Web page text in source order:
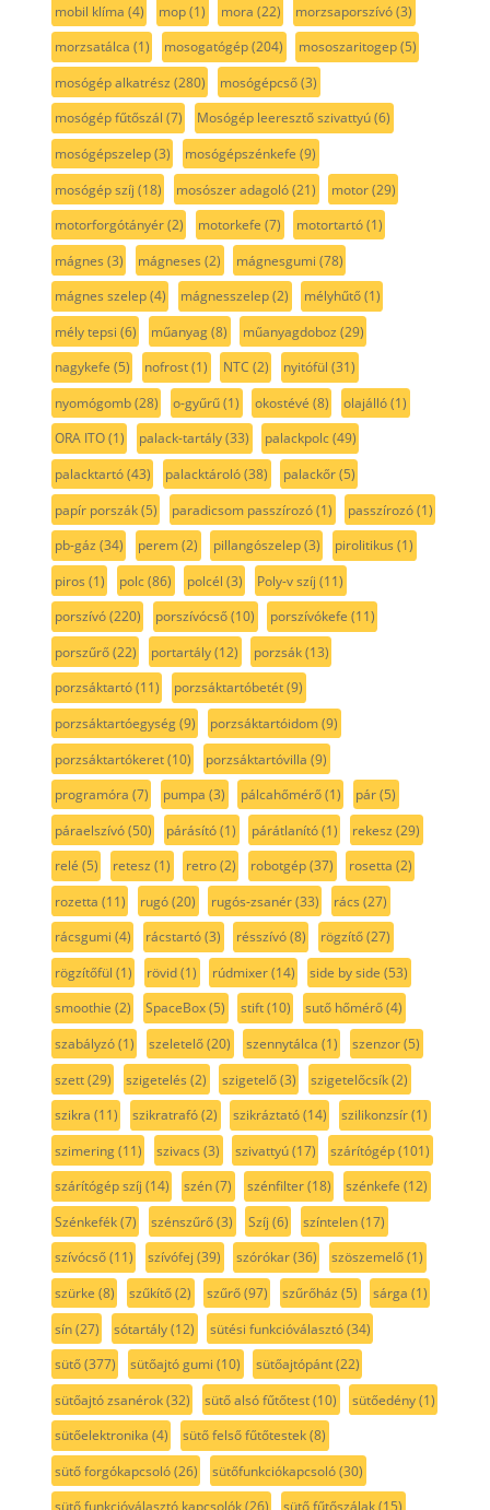
mobil klíma (4) mop(1) mora (22) morzsaporszívó(3)
morzsatálca (1) mosogatógép(204) mososzaritogep(5)
mosógép alkatrész (280) mosógépcső(3)
mosógép fűtőszál (7) Mosógép leeresztő szivattyú(6)
mosógépszelep(3) mosógépszénkefe (9)
mosógép szíj (18) mosószer adagoló(21) motor(29)
motorforgótányér(2) motorkefe (7) motortartó(1)
mágnes (3) mágneses (2) mágnesgumi (78)
mágnes szelep(4) mágnesszelep(2) mélyhűtő(1)
mély tepsi (6) műanyag(8) műanyagdoboz (29)
nagykefe (5) nofrost(1) NTC (2) nyitófül (31)
nyomógomb(28) o-gyűrű(1) okostévé (8) olajálló(1)
ORA ITO(1) palack-tartály(33) palackpolc(49)
palacktartó(43) palacktároló(38) palackőr(5)
papír porszák(5) paradicsom passzírozó(1) passzírozó(1)
pb-gáz (34) perem(2) pillangószelep(3) pirolitikus (1)
piros (1) polc(86) polcél (3) Poly-v szíj (11)
porszívó(220) porszívócső(10) porszívókefe (11)
porszűrő(22) portartály(12) porzsák(13)
porzsáktartó(11) porzsáktartóbetét(9)
porzsáktartóegység(9) porzsáktartóidom(9)
porzsáktartókeret(10) porzsáktartóvilla (9)
programóra (7) pumpa (3) pálcahőmérő(1) pár(5)
páraelszívó(50) párásító(1) párátlanító(1) rekesz (29)
relé (5) retesz (1) retro(2) robotgép(37) rosetta (2)
rozetta (11) rugó(20) rugós-zsanér(33) rács (27)
rácsgumi (4) rácstartó(3) résszívó(8) rögzítő(27)
rögzítőfül (1) rövid(1) rúdmixer(14) side by side (53)
smoothie (2) SpaceBox(5) stift(10) sutő hőmérő(4)
szabályzó(1) szeletelő(20) szennytálca (1) szenzor(5)
szett(29) szigetelés (2) szigetelő(3) szigetelőcsík(2)
szikra (11) szikratrafó(2) szikráztató(14) szilikonzsír(1)
szimering(11) szivacs (3) szivattyú(17) szárítógép(101)
szárítógép szíj (14) szén(7) szénfilter(18) szénkefe (12)
Szénkefék(7) szénszűrő(3) Szíj (6) színtelen(17)
szívócső(11) szívófej (39) szórókar(36) szöszemelő(1)
szürke (8) szűkítő(2) szűrő(97) szűrőház (5) sárga (1)
sín(27) sótartály(12) sütési funkcióválasztó(34)
sütő(377) sütőajtó gumi (10) sütőajtópánt(22)
sütőajtó zsanérok(32) sütő alsó fűtőtest(10) sütőedény(1)
sütőelektronika (4) sütő felső fűtőtestek(8)
sütő forgókapcsoló(26) sütőfunkciókapcsoló(30)